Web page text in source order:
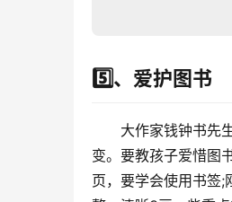
5️⃣、爱护图书
大作家钱钟书先
变。要教孩子爱惜图
页，要学会使用书签;